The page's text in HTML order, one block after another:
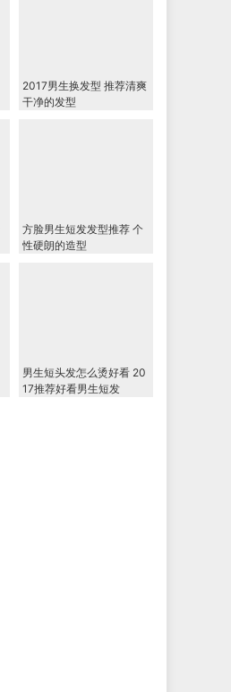
2017男生换发型 推荐清爽
干净的发型
方脸男生短发发型推荐 个
性硬朗的造型
男生短头发怎么烫好看 20
17推荐好看男生短发